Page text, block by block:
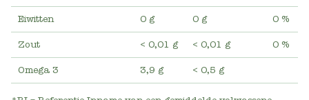
Eiwitten 0 g 0 g 0 %
Zout < 0,01 g < 0,01 g 0 %
Omega 3 3,9 g < 0,5 g